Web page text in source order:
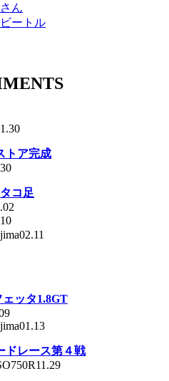
ん
ートル
トア完成
コ足
ッタ1.8GT
ドレース第４戦